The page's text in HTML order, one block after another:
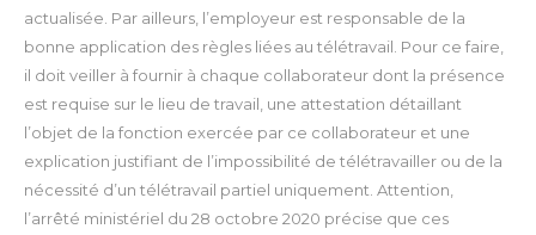
actualisée. Par ailleurs, l’employeur est responsable de la
bonne application des règles liées au télétravail. Pour ce faire,
il doit veiller à fournir à chaque collaborateur dont la présence
est requise sur le lieu de travail, une attestation détaillant
l’objet de la fonction exercée par ce collaborateur et une
explication justifiant de l’impossibilité de télétravailler ou de la
nécessité d’un télétravail partiel uniquement. Attention,
l’arrêté ministériel du 28 octobre 2020 précise que ces